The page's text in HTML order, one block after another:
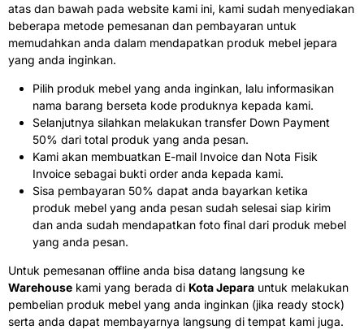
atas dan bawah pada website kami ini, kami sudah menyediakan
beberapa metode pemesanan dan pembayaran untuk
memudahkan anda dalam mendapatkan produk mebel jepara
yang anda inginkan.
Pilih produk mebel yang anda inginkan, lalu informasikan
nama barang berseta kode produknya kepada kami.
Selanjutnya silahkan melakukan transfer Down Payment
50% dari total produk yang anda pesan.
Kami akan membuatkan E-mail Invoice dan Nota Fisik
Invoice sebagai bukti order anda kepada kami.
Sisa pembayaran 50% dapat anda bayarkan ketika
produk mebel yang anda pesan sudah selesai siap kirim
dan anda sudah mendapatkan foto final dari produk mebel
yang anda pesan.
Untuk pemesanan offline anda bisa datang langsung ke
Warehouse kami yang berada di Kota Jepara untuk melakukan
pembelian produk mebel yang anda inginkan (jika ready stock)
serta anda dapat membayarnya langsung di tempat kami juga.